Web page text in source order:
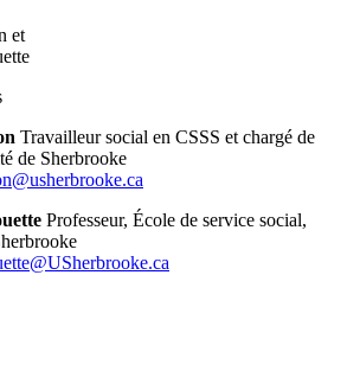
et
Travailleur social en CSSS et chargé de
de Sherbrooke
Professeur, École de service social,